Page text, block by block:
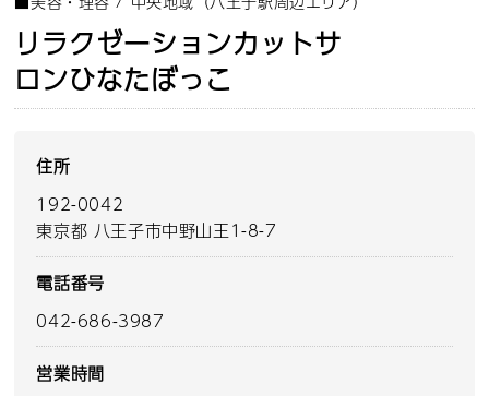
リラクゼーションカットサ
ロンひなたぼっこ
住所
192-0042
東京都 八王子市中野山王1-8-7
電話番号
042-686-3987
営業時間